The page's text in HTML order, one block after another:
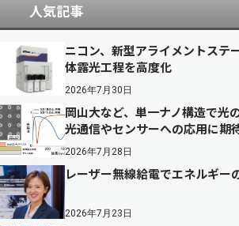
人気記事
ニコン、新型アライメントス
体露光工程を高度化
2026年7月30日
岡山大など、単一ナノ構造で
光通信やセンサーへの応用に期
2026年7月28日
レーザー無線給電でエネルギー
2026年7月23日